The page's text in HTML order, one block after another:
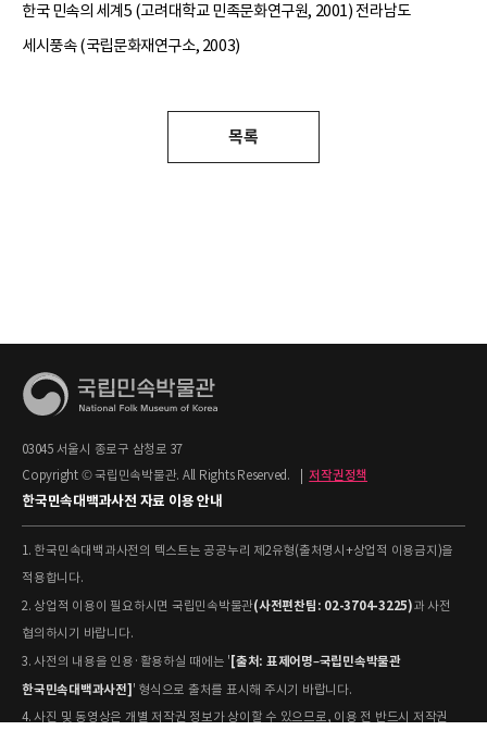
한국 민속의 세계5 (고려대학교 민족문화연구원, 2001) 전라남도
세시풍속 (국립문화재연구소, 2003)
목록
03045 서울시 종로구 삼청로 37
Copyright © 국립민속박물관. All Rights Reserved.
저작권정책
한국민속대백과사전 자료 이용 안내
1. 한국민속대백과사전의 텍스트는 공공누리 제2유형(출처명시+상업적 이용금지)을
적용합니다.
2. 상업적 이용이 필요하시면 국립민속박물관(사전편찬팀: 02-3704-3225)과 사전
협의하시기 바랍니다.
3. 사전의 내용을 인용·활용하실 때에는 ' [출처: 표제어명–국립민속박물관
한국민속대백과사전] ' 형식으로 출처를 표시해 주시기 바랍니다.
4. 사진 및 동영상은 개별 저작권 정보가 상이할 수 있으므로, 이용 전 반드시 저작권